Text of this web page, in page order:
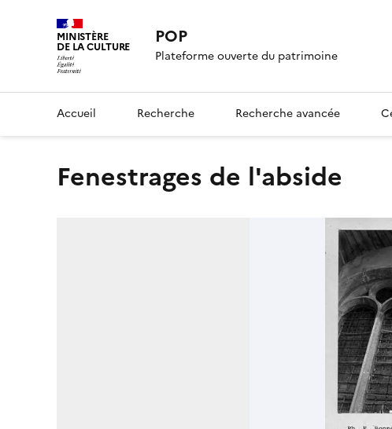
MINISTÈRE
DE LA CULTURE POP
Plateforme ouverte du patrimoine
Accueil Recherche Recherche avancée
Fenestrages de l'abside